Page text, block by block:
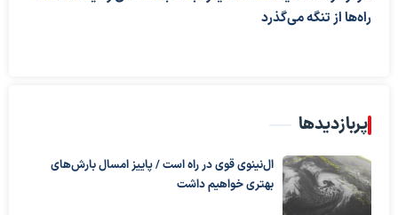
راه‌ها از تنگه می‌گذرد
پربازدیدها
ال‌نینوی قوی در راه است / پاییز امسال بارش‌های
بهتری خواهیم داشت